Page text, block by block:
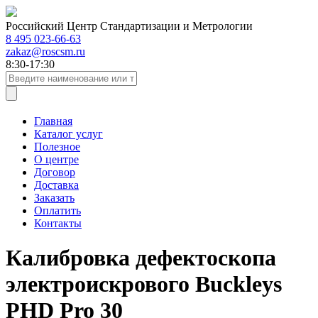
Российский Центр Стандартизации и Метрологии
8 495 023-66-63
zakaz@roscsm.ru
8:30-17:30
Главная
Каталог услуг
Полезное
О центре
Договор
Доставка
Заказать
Оплатить
Контакты
Калибровка дефектоскопа
электроискрового Buckleys
PHD Pro 30